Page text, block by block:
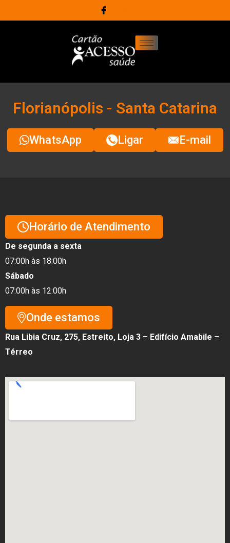
Florianópolis - Santa Catarina
WhatsApp Ligar E-mail
Horário de Atendimento
De segunda a sexta
07:00h às 18:00h
Sábado
07:00h às 12:00h
Onde estamos
Rua Libia Cruz, 275, Estreito, Loja 3 – Edifício Amabile –
Térreo